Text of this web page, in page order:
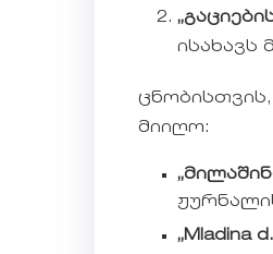
ისახავს
მიიღო:
„Mladina